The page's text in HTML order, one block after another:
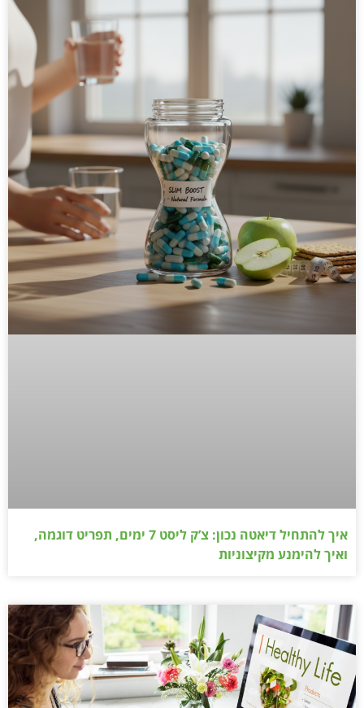
איך להתחיל דיאטה נכון: צ’ק ליסט 7 ימים, תפריט דוגמה,
ואיך להימנע מקיצוניות